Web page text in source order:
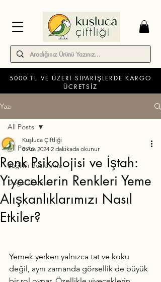
5000 TL VE ÜZERİ SİPARİŞLERDE KARGO
ÜCRETSİZ
Yazı
All Posts
Sağlıklı Beslenme
Doğal Ürünler
All Posts
Renk Psikolojisi ve İştah:
Yiyeceklerin Renkleri Yeme
Alışkanlıklarımızı Nasıl
Etkiler?
Kuşluca Çiftliği
8 Ara 2024 2 dakikada okunur
Yemek yerken yalnızca tat ve koku
değil, aynı zamanda görsellik de büyük